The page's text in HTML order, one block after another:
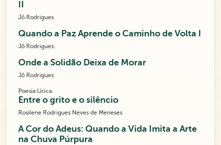
Jô Rodrigues
Quando a Paz Aprende o Caminho de Volta I
Jô Rodrigues
Onde a Solidão Deixa de Morar
Jô Rodrigues
Poesia Lírica
Entre o grito e o silêncio
Rosilene Rodrigues Neves de Meneses
A Cor do Adeus: Quando a Vida Imita a Arte
na Chuva Púrpura